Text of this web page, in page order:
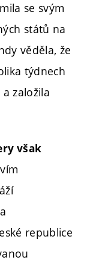
se svým
států na
věděla, že
týdnech
založila
však
republice